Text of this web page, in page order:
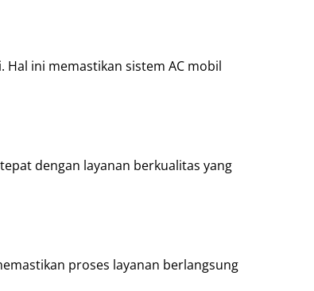
ini memastikan sistem AC mobil
dengan layanan berkualitas yang
proses layanan berlangsung